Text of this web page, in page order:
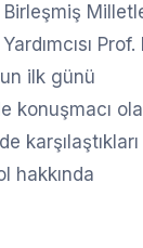
Prof.
ilk günü
konuşmacı
karşılaştıkları
hakkında